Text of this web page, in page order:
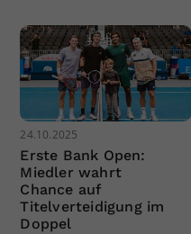
24.10.2025
Erste Bank Open:
Miedler wahrt
Chance auf
Titelverteidigung im
Doppel